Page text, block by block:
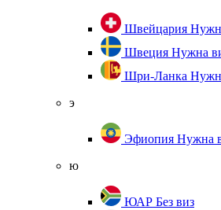
Швейцария
Швеция Нужна
Шри-Ланка
э
Эфиопия Нужна
ю
ЮАР Без виз